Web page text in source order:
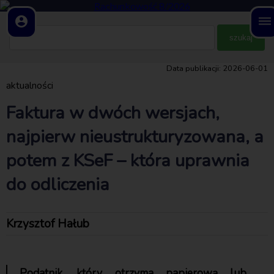
account_circle dehaze
Data publikacji: 2026-06-01
aktualności
Faktura w dwóch wersjach,
najpierw nieustrukturyzowana, a
potem z KSeF – która uprawnia
do odliczenia
Krzysztof Hałub